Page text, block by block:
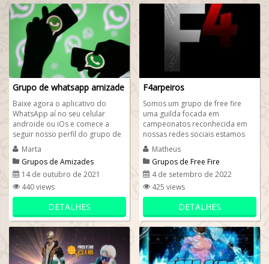
Grupo de whatsapp amizade
Baixe agora o aplicativo do
WhatsApp aí no seu celular
androide ou iOs e comece a
seguir nosso perfil do grupo de
whatsapp amizade . Cabe a
você entrar...
Marta
Grupos de Amizades
14 de outubro de 2021
440 views
DETALHES
F4arpeiros
Somos um grupo de free fire
uma guilda focada em
campeonatos reconhecida em
nossas redes sociais estamos
em busca de novos players para
crescer a nossa...
Matheus
Grupos de Free Fire
4 de setembro de 2022
425 views
DETALHES